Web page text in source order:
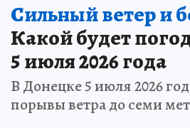
Сильный ветер и
Какой будет
5 июля 2026 года
В Донецке 5 июля 2026
порывы ветра до семи